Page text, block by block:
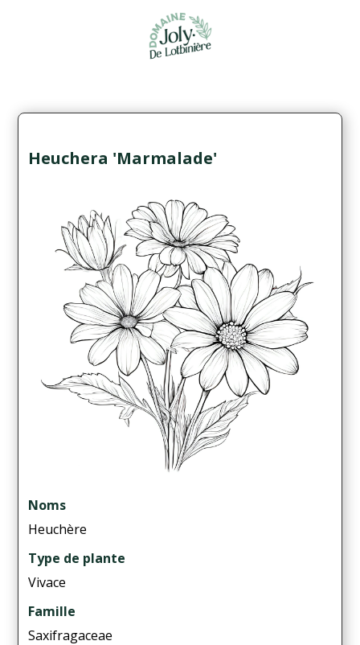
Heuchera 'Marmalade'
Noms
Heuchère
Type de plante
Vivace
Famille
Saxifragaceae